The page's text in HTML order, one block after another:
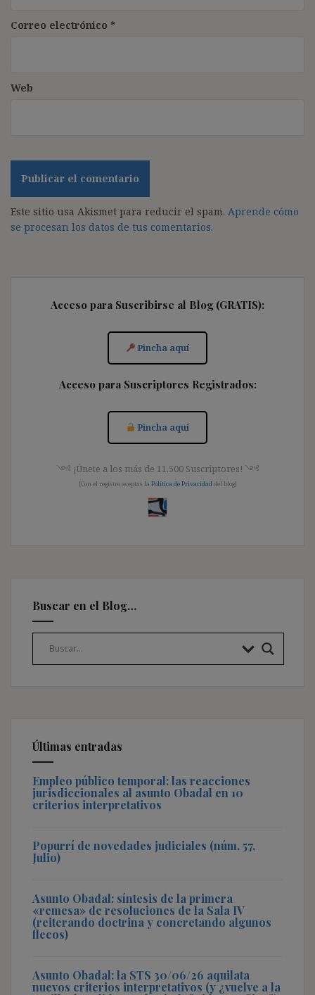
Correo electrónico *
Web
Este sitio usa Akismet para reducir el spam. Aprende cómo
se procesan los datos de tus comentarios.
Acceso para Suscribirse al Blog (GRATIS):
Pincha aquí
Acceso para Suscriptores Registrados:
Pincha aquí
༺ ¡Únete a los más de 11.500 Suscriptores! ༺
[Con el registro aceptas la Política de Privacidad del blog]
Buscar en el Blog…
Últimas entradas
Empleo público temporal: las reacciones
jurisdiccionales al asunto Obadal en 10
criterios interpretativos
Popurrí de novedades judiciales (núm. 57,
Julio)
Asunto Obadal: síntesis de la primera
«remesa» de resoluciones de la Sala IV
(reiterando doctrina y concretando algunos
flecos)
Asunto Obadal: la STS 30/06/26 aquilata
nuevos criterios interpretativos (y ¿vuelve a la